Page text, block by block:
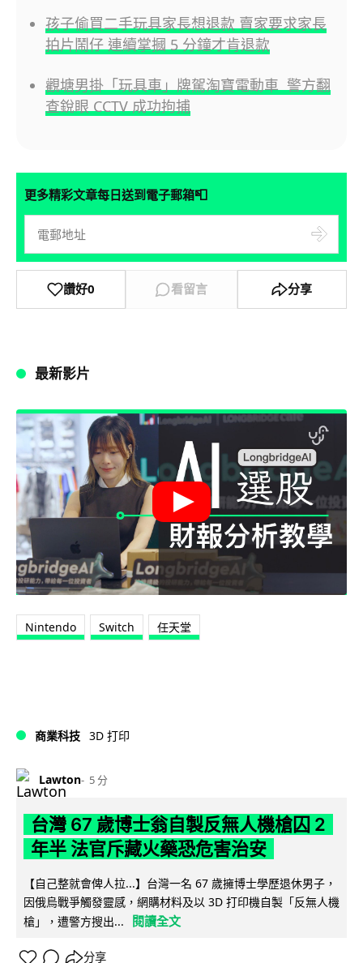
孩子偷買二手玩具家長想退款 賣家要求家長
拍片鬧仔 連續掌摑 5 分鐘才肯退款
觀塘男掛「玩具車」牌駕淘寶電動車 警方翻
查銳眼 CCTV 成功拘捕
更多精彩文章每日送到電子郵箱📮
讚好0 看留言 分享
最新影片
Nintendo Switch 任天堂
商業科技 3D 打印
Lawton 5 分
台灣 67 歲博士翁自製反無人機槍囚 2
年半 法官斥藏火藥恐危害治安
【自己整就會俾人拉...】台灣一名 67 歲擁博士學歷退休男子，
因俄烏戰爭觸發靈感，網購材料及以 3D 打印機自製「反無人機
槍」，遭警方搜出...
閱讀全文
分享